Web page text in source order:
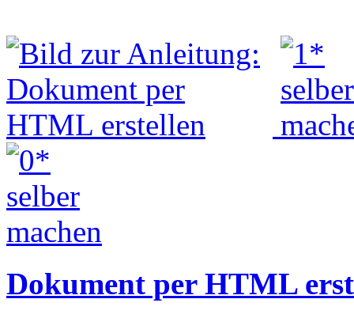
Dokument per HTML